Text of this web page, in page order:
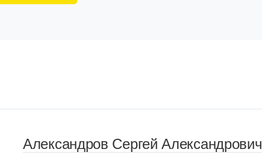
Александров Сергей Александрович